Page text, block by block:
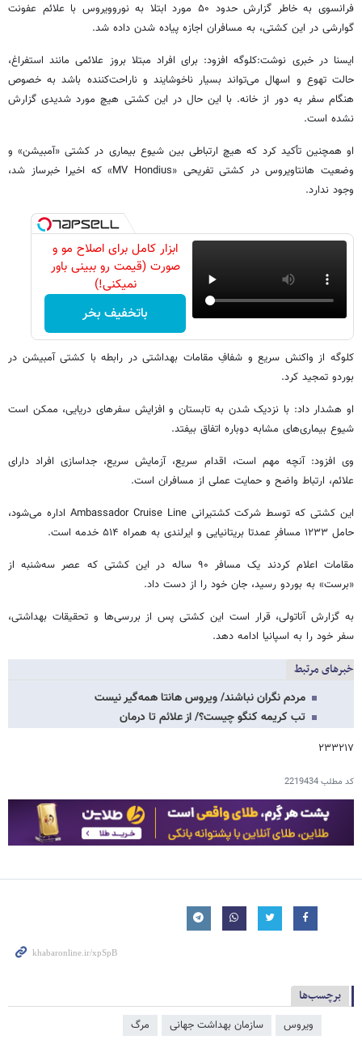
فرانسوی به خاطر گزارش حدود ۵۰ مورد ابتلا به نوروویروس با علائم عفونت
گوارشی در این کشتی، به مسافران اجازه پیاده شدن داده شد.
ایسنا در خبری نوشت:کلوگه افزود: برای افراد مبتلا بروز علائمی مانند استفراغ،
حالت تهوع و اسهال می‌تواند بسیار ناخوشایند و ناراحت‌کننده باشد به خصوص
هنگام سفر به دور از خانه. با این حال در این کشتی هیچ مورد شدیدی گزارش
نشده است.
او همچنین تأکید کرد که هیچ ارتباطی بین شیوع بیماری در کشتی «آمبیشن» و
وضعیت هانتاویروس در کشتی تفریحی «MV Hondius» که اخیرا خبرساز شد،
وجود ندارد.
ابزار کامل برای اصلاح مو و
صورت (قیمت رو ببینی باور
نمیکنی!)
باتخفیف بخر
کلوگه از واکنش سریع و شفافِ مقامات بهداشتی در رابطه با کشتی آمبیشن در
بوردو تمجید کرد.
او هشدار داد: با نزدیک شدن به تابستان و افزایش سفرهای دریایی، ممکن است
شیوع بیماری‌های مشابه دوباره اتفاق بیفتد.
وی افزود: آنچه مهم است، اقدام سریع، آزمایش سریع، جداسازی افراد دارای
علائم، ارتباط واضح و حمایت عملی از مسافران است.
این کشتی که توسط شرکت کشتیرانی Ambassador Cruise Line اداره می‌شود،
حامل ۱۲۳۳ مسافرِ عمدتا بریتانیایی و ایرلندی به همراه ۵۱۴ خدمه است.
مقامات اعلام کردند یک مسافر ۹۰ ساله در این کشتی که عصر سه‌شنبه از
«برست» به بوردو رسید، جان خود را از دست داد.
به گزارش آناتولی، قرار است این کشتی پس از بررسی‌ها و تحقیقات بهداشتی،
سفر خود را به اسپانیا ادامه دهد.
خبرهای مرتبط
مردم نگران نباشند/ ویروس هانتا همه‌گیر نیست
تب کریمه کنگو چیست؟/ از علائم تا درمان
۲۳۳۲۱۷
کد مطلب2219434
برچسب‌ها
ویروس سازمان بهداشت جهانی مرگ